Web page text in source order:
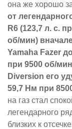
она же хорошо
от
R6 (123,7 л. с.
об/мин)
Yamaha Fazer
при 9500 об/
Diversion его
59,7 Нм при
на газ стал
легендарного
близких к